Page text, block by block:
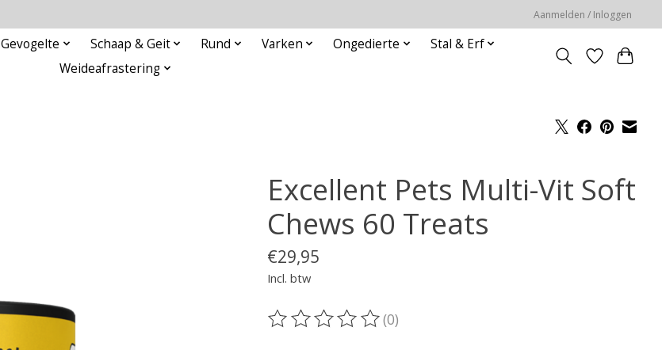
Aanmelden / Inloggen
Gevogelte Schaap & Geit Rund Varken Ongedierte
Stal & Erf
Weideafrastering
Excellent Pets Multi-Vit Soft
Chews 60 Treats
€29,95
Incl. btw
De beoordeling van dit product is
(0)